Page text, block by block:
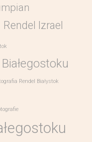
Rendel Izrael
Rendel Białystok